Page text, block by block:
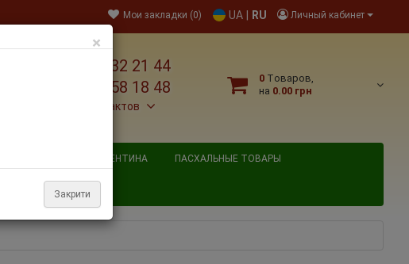
Личный кабинет
UA RU
Мои закладки (0)
+38 095 032 21 44
+38 067 758 18 48
Больше контактов
0 Tоваров,
на 0.00 грн
ДЕНЬ СВЯТОГО ВАЛЕНТИНА ПАСХАЛЬНЫЕ ТОВАРЫ
×
Закрити